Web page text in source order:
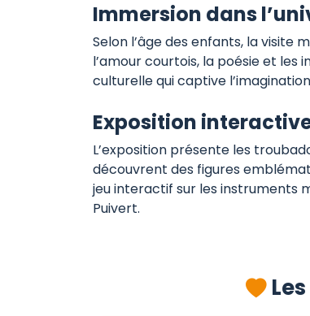
Immersion dans
Selon l’âge des enfants, la
l’amour courtois, la poésie et les
culturelle qui captive
Exposition
L’exposition présente les
découvrent des figures
jeu interactif sur les instruments
Puivert.